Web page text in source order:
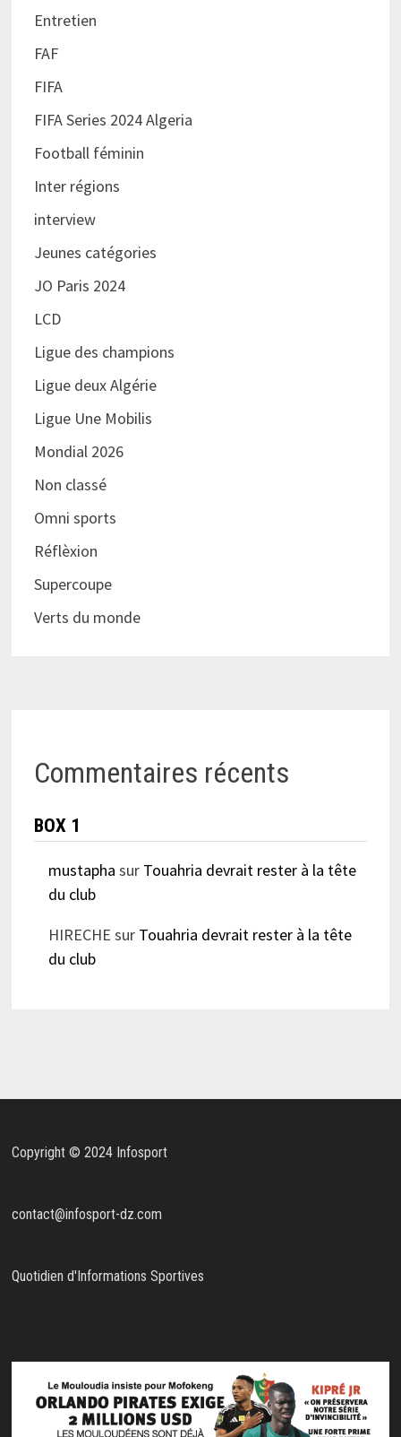
Entretien
FAF
FIFA
FIFA Series 2024 Algeria
Football féminin
Inter régions
interview
Jeunes catégories
JO Paris 2024
LCD
Ligue des champions
Ligue deux Algérie
Ligue Une Mobilis
Mondial 2026
Non classé
Omni sports
Réflèxion
Supercoupe
Verts du monde
Commentaires récents
BOX 1
mustapha sur Touahria devrait rester à la tête
du club
HIRECHE sur Touahria devrait rester à la tête
du club
Copyright © 2024 Infosport
contact@infosport-dz.com
Quotidien d'Informations Sportives